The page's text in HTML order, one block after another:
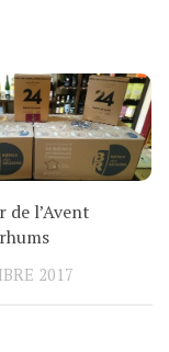
de l’Avent
2017